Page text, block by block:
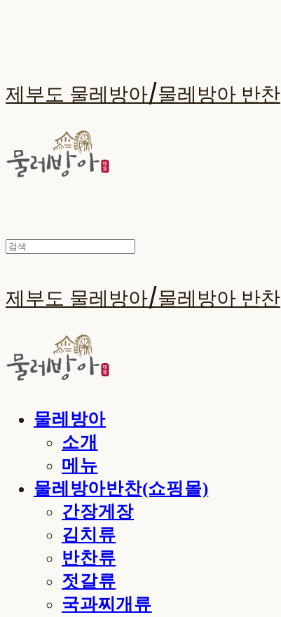
제부도 물레방아/물레방아 반찬
제부도 물레방아/물레방아 반찬
물레방아
소개
메뉴
물레방아반찬(쇼핑몰)
간장게장
김치류
반찬류
젓갈류
국과찌개류